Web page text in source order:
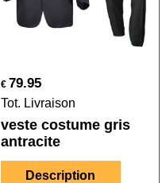
€ 79.95
Tot. Livraison
veste costume gris
antracite
Description